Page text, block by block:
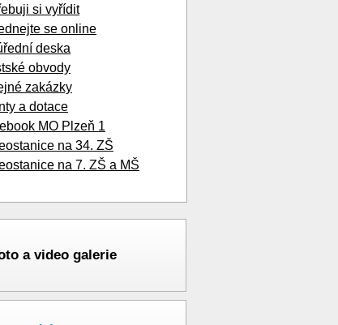
si vyřídit
se online
deska
obvody
zakázky
a dotace
MO Plzeň 1
na 34. ZŠ
na 7. ZŠ a MŠ
a video galerie